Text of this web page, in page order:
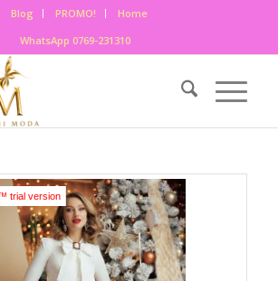
Blog PROMO!
Home
WhatsApp 0769-231310
trial version